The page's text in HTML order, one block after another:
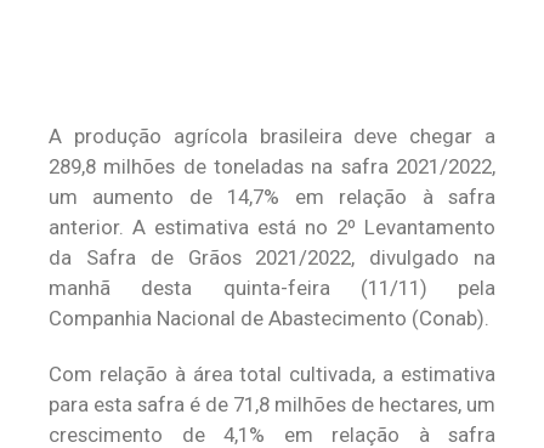
A produção agrícola brasileira deve chegar a
289,8 milhões de toneladas na safra 2021/2022,
um aumento de 14,7% em relação à safra
anterior. A estimativa está no 2º Levantamento
da Safra de Grãos 2021/2022, divulgado na
manhã desta quinta-feira (11/11) pela
Companhia Nacional de Abastecimento (Conab).
Com relação à área total cultivada, a estimativa
para esta safra é de 71,8 milhões de hectares, um
crescimento de 4,1% em relação à safra